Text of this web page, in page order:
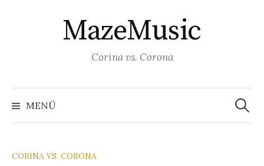
g
e
m
MazeMusic
Corina vs. Corona
MENÜ u
c
CORINA VS. CORONA